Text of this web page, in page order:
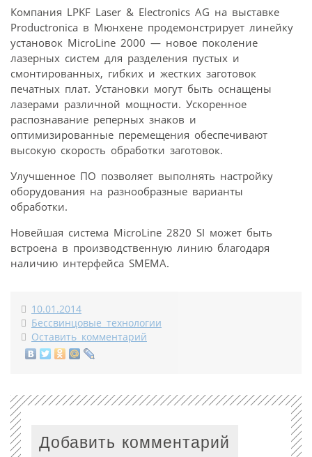
Компания LPKF Laser & Electronics AG на выставке
Productronica в Мюнхене продемонстрирует линейку
установок MicroLine 2000 — новое поколение
лазерных систем для разделения пустых и
смонтированных, гибких и жестких заготовок
печатных плат. Установки могут быть оснащены
лазерами различной мощности. Ускоренное
распознавание реперных знаков и
оптимизированные перемещения обеспечивают
высокую скорость обработки заготовок.
Улучшенное ПО позволяет выполнять настройку
оборудования на разнообразные варианты
обработки.
Новейшая система MicroLine 2820 SI может быть
встроена в производственную линию благодаря
наличию интерфейса SMEMA.
10.01.2014
Бессвинцовые технологии
Оставить комментарий
Добавить комментарий